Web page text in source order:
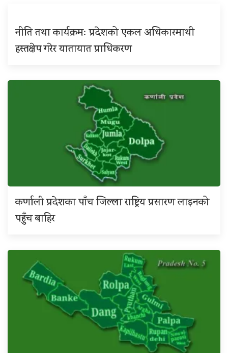
नीति तथा कार्यक्रमः प्रदेशको एकल अधिकारमाथी
हस्तक्षेप गरेर यातायात प्राधिकरण
कर्णाली प्रदेशका पाँच जिल्ला राष्ट्रिय प्रसारण लाइनको
पहुँच बाहिर